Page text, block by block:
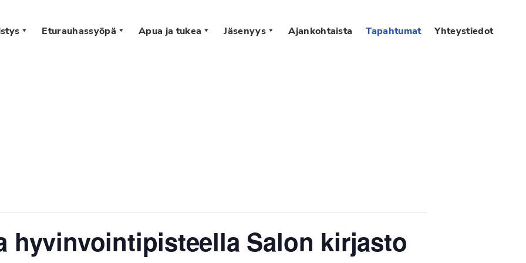
Eturauhassyöpä Apua ja tukea Jäsenyys Ajankohtaista Tapahtumat Yhteystiedot
hyvinvointipisteella Salon kirjasto